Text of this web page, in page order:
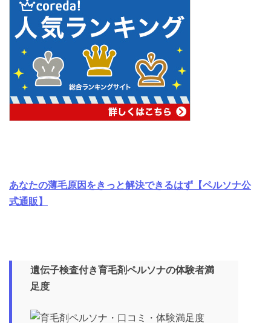
あなたの薄毛原因をきっと解決できるはず【ペルソナ公
式通販】
遺伝子検査付き育毛剤ペルソナの体験者満
足度